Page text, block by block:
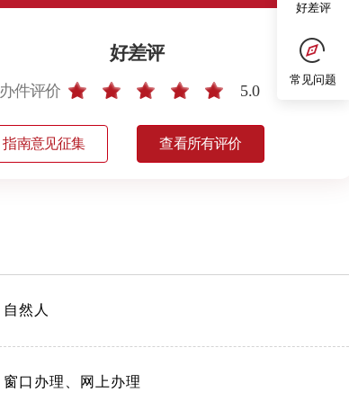
好差评
办件评价 5.0
指南意见征集 查看所有评价
自然人
窗口办理、网上办理
好差评
常见问题